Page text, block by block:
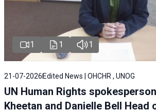
1 1 1
21-07-2026 Edited News | OHCHR , UNOG
UN Human Rights
Kheetan and Danielle Bell Head